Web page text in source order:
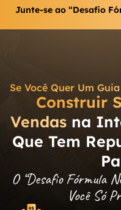
Junte-se ao “Desafio
Se Você Quer Um
Construir
Vendasna
Que Tem
O “Desafio Fórmula
Você Só